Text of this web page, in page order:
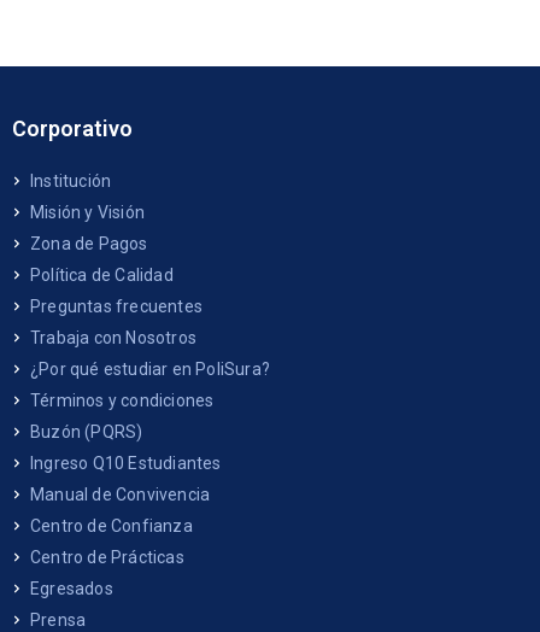
Corporativo
Institución
Misión y Visión
Zona de Pagos
Política de Calidad
Preguntas frecuentes
Trabaja con Nosotros
¿Por qué estudiar en PoliSura?
Términos y condiciones
Buzón (PQRS)
Ingreso Q10 Estudiantes
Manual de Convivencia
Centro de Confianza
Centro de Prácticas
Egresados
Prensa